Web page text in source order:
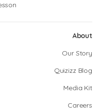
About
Our Story
Quizizz Blog
Media Kit
Careers